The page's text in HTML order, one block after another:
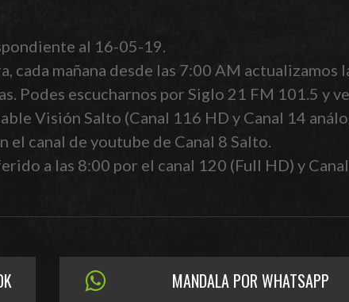
al 16-05-19.
cada mañana desde las 7:00 AM
Podes escucharnos por Siglo 21 FM 101.5 y
Visión Salto (Canal 116 HD y Canal 14
el canal de youtube de Canal 8 Salto.
a las 8:00 por el canal 120 (Full HD) y
MANDALA POR WHATSAPP